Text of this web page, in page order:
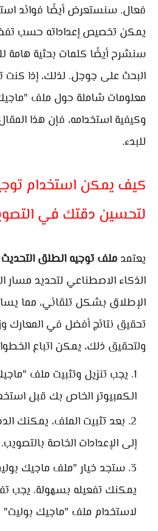
فعال. سنستعرض أيضًا فوائد
يمكن تخصيص إعداداته حسب
سنشرح أيضًا كلمات بحثية هامة
البحث على جوجل. لذلك، إذا
معلومات شاملة حول ملف
وكيفية استخدامه، فإن هذا
للبدء.
كيف يمكن استخدام
لتحسين دقتك في
يعتمد ملف توجيه الطلق التحديث
الذكاء الاصطناعي لتحديد مسار
الإطلاق بشكل تلقائي، مما
تحقيق نتائج أفضل في المعارك
ولتحقيق ذلك، يمكن اتباع
يجب تنزيل وتثبيت ملف
الكمبيوتر الخاص بك قبل
بعد تثبيت الملف، يمكنك
إلى الإعدادات الخاصة بالتصويب.
ستجد خيار "ملف ماجيك
يمكنك تفعيله بسهولة. يجب
لاستخدام ملف "ماجيك بوليت"